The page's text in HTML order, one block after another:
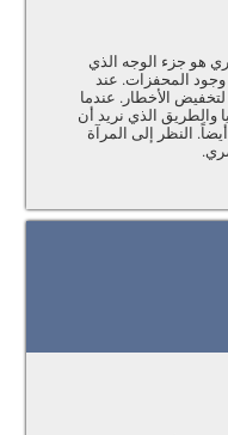
هو جزء الوجه الذي
المحفزات. عند
لتخفيض الأخطار. عندما
والطريق الذي نريد أن
النظر إلى المرآة